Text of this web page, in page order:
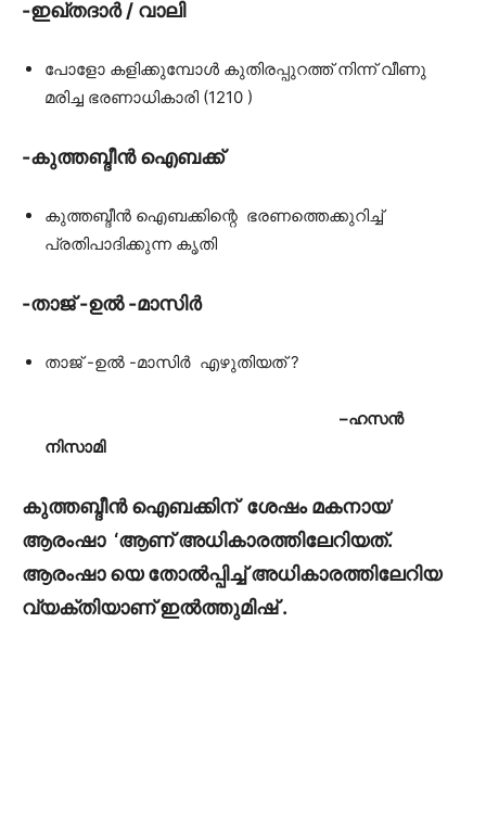
-ഇഖ്തദാർ / വാലി
പോളോ കളിക്കുമ്പോൾ കുതിരപ്പുറത്ത് നിന്ന് വീണു
മരിച്ച ഭരണാധികാരി (1210 )
-കുത്തബ്ദീൻ ഐബക്ക്
കുത്തബ്ദീൻ ഐബക്കിന്റെ ഭരണത്തെക്കുറിച്ച്
പ്രതിപാദിക്കുന്ന കൃതി
-താജ് -ഉൽ -മാസിർ
താജ് -ഉൽ -മാസിർ എഴുതിയത് ?
–ഹസൻ
നിസാമി
കുത്തബ്ദീൻ ഐബക്കിന് ശേഷം മകനായ’
ആരംഷാ ‘ആണ് അധികാരത്തിലേറിയത്.
ആരംഷാ യെ തോൽപ്പിച്ച് അധികാരത്തിലേറിയ
വ്യക്തിയാണ് ഇൽത്തുമിഷ് .